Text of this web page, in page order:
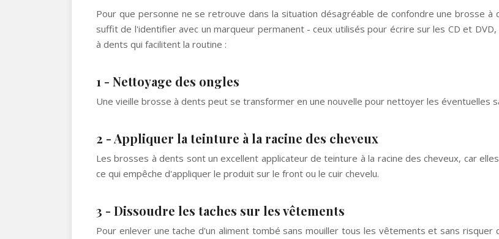
Pour que personne ne se retrouve dans la situation désagréable de confondre une brosse
suffit de l'identifier avec un marqueur permanent - ceux utilisés pour écrire sur les CD et
à dents qui facilitent la routine :
1 - Nettoyage des ongles
Une vieille brosse à dents peut se transformer en une nouvelle pour nettoyer les éventuelles
2 - Appliquer la teinture à la racine des cheveux
Les brosses à dents sont un excellent applicateur de teinture à la racine des cheveux, car
ce qui empêche d'appliquer le produit sur le front ou le cuir chevelu.
3 - Dissoudre les taches sur les vêtements
Pour enlever une tache d'un aliment tombé sans mouiller tous les vêtements et sans